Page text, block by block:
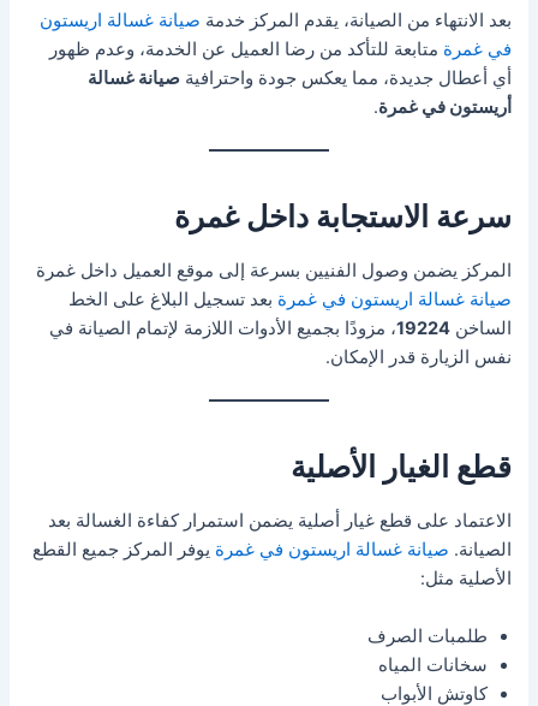
بعد الانتهاء من الصيانة، يقدم المركز خدمة صيانة غسالة اريستون
في غمرة متابعة للتأكد من رضا العميل عن الخدمة، وعدم ظهور
أي أعطال جديدة، مما يعكس جودة واحترافيةصيانة غسالة
أريستون في غمرة.
سرعة الاستجابة داخل غمرة
المركز يضمن وصول الفنيين بسرعة إلى موقع العميل داخل غمرة
صيانة غسالة اريستون في غمرة بعد تسجيل البلاغ على الخط
الساخن19224، مزودًا بجميع الأدوات اللازمة لإتمام الصيانة في
نفس الزيارة قدر الإمكان.
قطع الغيار الأصلية
الاعتماد على قطع غيار أصلية يضمن استمرار كفاءة الغسالة بعد
الصيانة. صيانة غسالة اريستون في غمرة يوفر المركز جميع القطع
الأصلية مثل:
طلمبات الصرف
سخانات المياه
كاوتش الأبواب